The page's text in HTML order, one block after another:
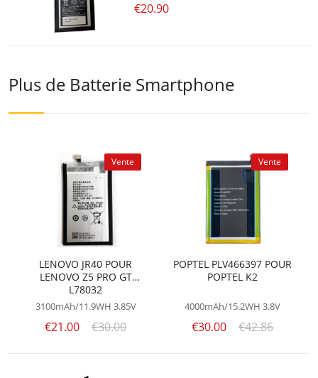
€20.90
Plus de Batterie Smartphone
Vente
LENOVO JR40 POUR
LENOVO Z5 PRO GT
L78032
3100mAh/11.9WH 3.85V
€21.00 €30.00
Vente
POPTEL PLV466397 POUR
POPTEL K2
4000mAh/15.2WH 3.8V
€30.00 €42.86